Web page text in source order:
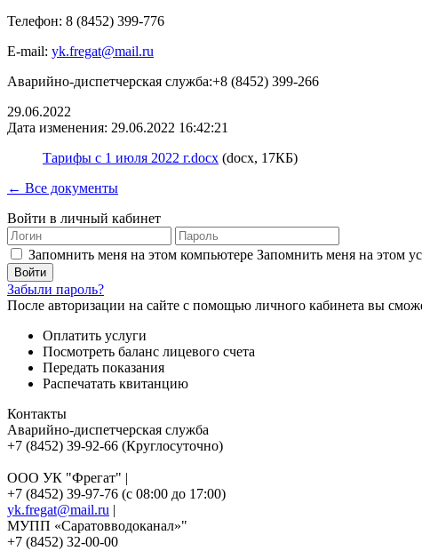
Телефон: 8 (8452) 399-776
E-mail: yk.fregat@mail.ru
Аварийно-диспетчерская служба:+8 (8452) 399-266
29.06.2022
Дата изменения: 29.06.2022 16:42:21
Тарифы с 1 июля 2022 г.docx (docx, 17КБ)
← Все документы
Войти в личный кабинет
Запомнить меня на этом компьютере Запомнить меня на этом
Забыли пароль?
После авторизации на сайте с помощью личного кабинета вы
Оплатить услуги
Посмотреть баланс лицевого счета
Передать показания
Распечатать квитанцию
Контакты
Аварийно-диспетчерская служба
+7 (8452) 39-92-66 (Круглосуточно)
ООО УК "Фрегат" |
+7 (8452) 39-97-76 (с 08:00 до 17:00)
yk.fregat@mail.ru |
МУПП «Саратовводоканал»"
+7 (8452) 32-00-00